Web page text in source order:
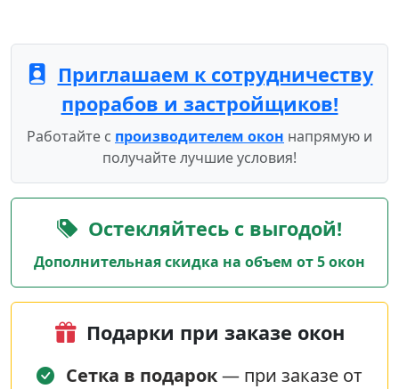
Приглашаем к сотрудничеству
прорабов и застройщиков!
Работайте с производителем окон напрямую и
получайте лучшие условия!
Остекляйтесь с выгодой!
Дополнительная скидка на объем от 5 окон
Подарки при заказе окон
Сетка в подарок— при заказе от